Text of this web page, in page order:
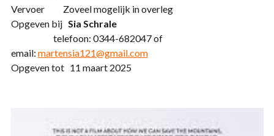
Vervoer Zoveel mogelijk in overleg
Opgeven bij Sia Schrale
telefoon: 0344-682047 of
email: martensia121@gmail.com
Opgeven tot 11 maart 2025